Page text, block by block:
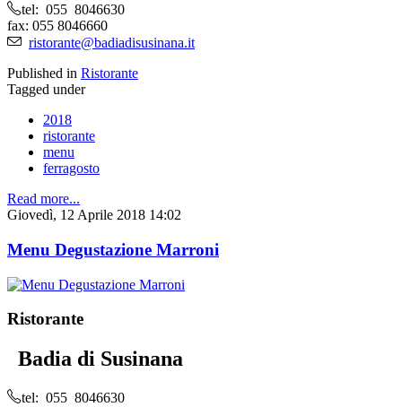
tel: 055 8046630
fax: 055 8046660
ristorante@badiadisusinana.it
Published in Ristorante
Tagged under
2018
ristorante
menu
ferragosto
Read more...
Giovedì, 12 Aprile 2018 14:02
Menu Degustazione Marroni
Ristorante
Badia di Susinana
tel: 055 8046630